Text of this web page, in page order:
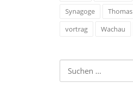
Synagoge
Thomas
vortrag
Wachau